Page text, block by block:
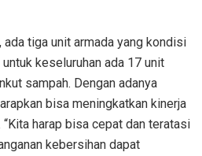
tiga unit armada yang kondisi
keseluruhan ada 17 unit
sampah. Dengan adanya
bisa meningkatkan kinerja
harap bisa cepat dan teratasi
kebersihan dapat